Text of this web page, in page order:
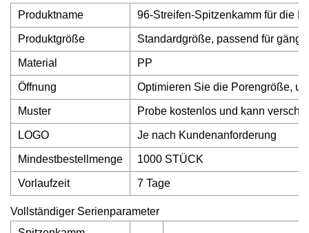
Produktname
96-Streifen-Spitzenkamm für die
Produktgröße Standardgröße, passend für
Material PP
Öffnung Optimieren Sie die Porengröße,
Muster Probe kostenlos und kann
LOGO Je nach Kundenanforderung
Mindestbestellmenge 1000 STÜCK
Vorlaufzeit 7 Tage
Vollständiger Serienparameter